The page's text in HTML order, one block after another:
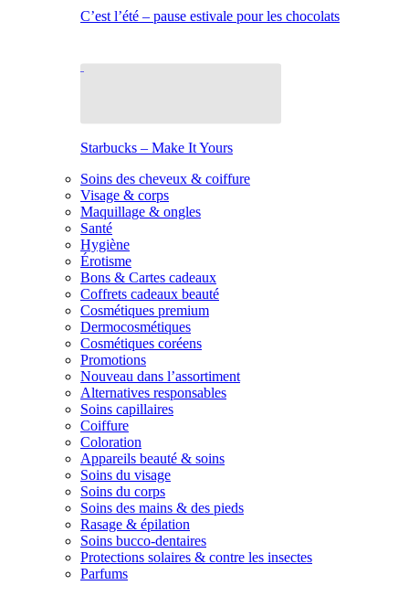
C’est l’été – pause estivale pour les chocolats
Starbucks – Make It Yours
Soins des cheveux & coiffure
Visage & corps
Maquillage & ongles
Santé
Hygiène
Érotisme
Bons & Cartes cadeaux
Coffrets cadeaux beauté
Cosmétiques premium
Dermocosmétiques
Cosmétiques coréens
Promotions
Nouveau dans l’assortiment
Alternatives responsables
Soins capillaires
Coiffure
Coloration
Appareils beauté & soins
Soins du visage
Soins du corps
Soins des mains & des pieds
Rasage & épilation
Soins bucco-dentaires
Protections solaires & contre les insectes
Parfums